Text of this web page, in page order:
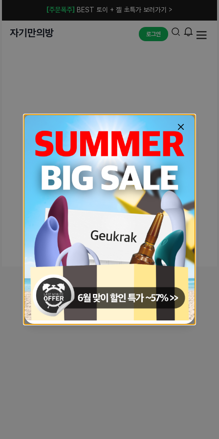
[주문폭주] BEST 토이 + 젤 초특가 보러가기 >
자기만의방 로그인
예상치 못한 에러입니다.